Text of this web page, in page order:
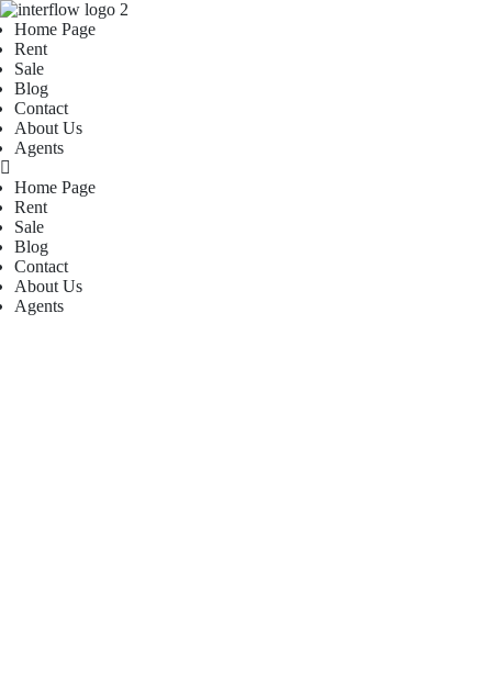
Home Page
Rent
Sale
Blog
Contact
About Us
Agents
Home Page
Rent
Sale
Blog
Contact
About Us
Agents